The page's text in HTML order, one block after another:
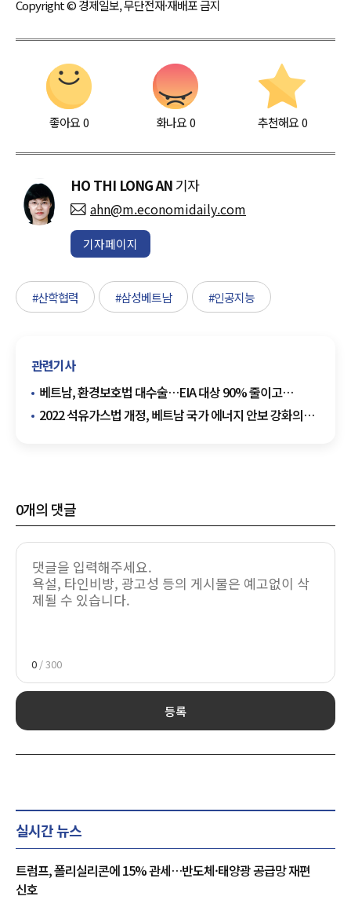
Copyright © 경제일보, 무단전재·재배포 금지
좋아요0 화나요0 추천해요 0
HO THI LONG AN 기자
ahn@m.economidaily.com
기자페이지
#산학협력 #삼성베트남 #인공지능
관련기사
베트남, 환경보호법 대수술…EIA 대상 90% 줄이고
행정비용 52% 감축
2022 석유가스법 개정, 베트남 국가 에너지 안보 강화의
0개의 댓글
0 / 300
등록
실시간 뉴스
트럼프, 폴리실리콘에 15% 관세…반도체·태양광 공급망 재편
신호